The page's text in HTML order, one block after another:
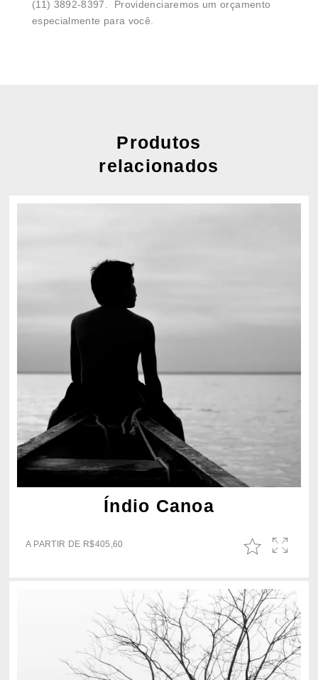
(11) 3892-8397. Providenciaremos um orçamento
especialmente para você.
Produtos
relacionados
Índio Canoa
A PARTIR DE R$405,60